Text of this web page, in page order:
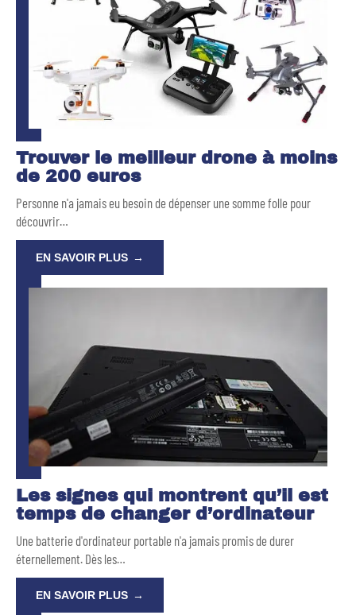
Trouver le meilleur drone à moins
de 200 euros
Personne n'a jamais eu besoin de dépenser une somme folle pour
découvrir…
EN SAVOIR PLUS
Les signes qui montrent qu’il est
temps de changer d’ordinateur
Une batterie d'ordinateur portable n'a jamais promis de durer
éternellement. Dès les…
EN SAVOIR PLUS